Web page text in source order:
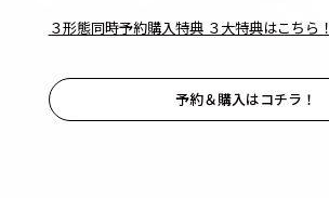
３形態同時予約購入特典 ３大特典はこちら！
予約＆購入はコチラ！